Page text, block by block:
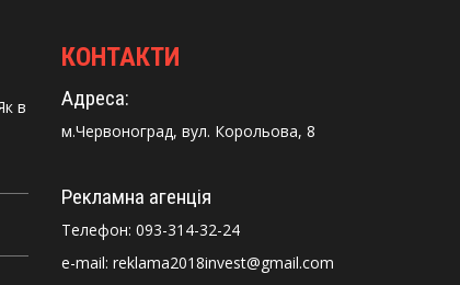
в
КОНТАКТИ
Адреса:
м.Червоноград, вул. Корольова, 8
Рекламна агенція
Телефон: 093-314-32-24
e-mail: reklama2018invest@gmail.com